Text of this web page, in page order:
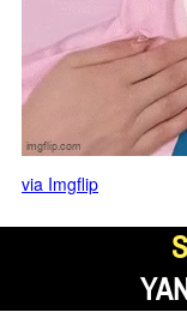
via Imgflip